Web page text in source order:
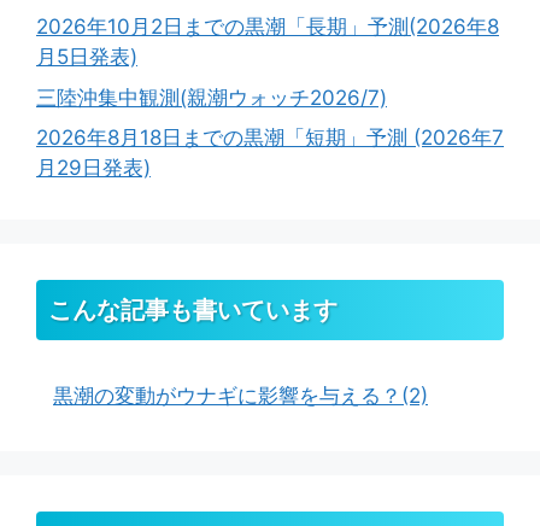
2026年10月2日までの黒潮「長期」予測(2026年8
月5日発表)
三陸沖集中観測(親潮ウォッチ2026/7)
2026年8月18日までの黒潮「短期」予測 (2026年7
月29日発表)
こんな記事も書いています
黒潮の変動がウナギに影響を与える？(2)